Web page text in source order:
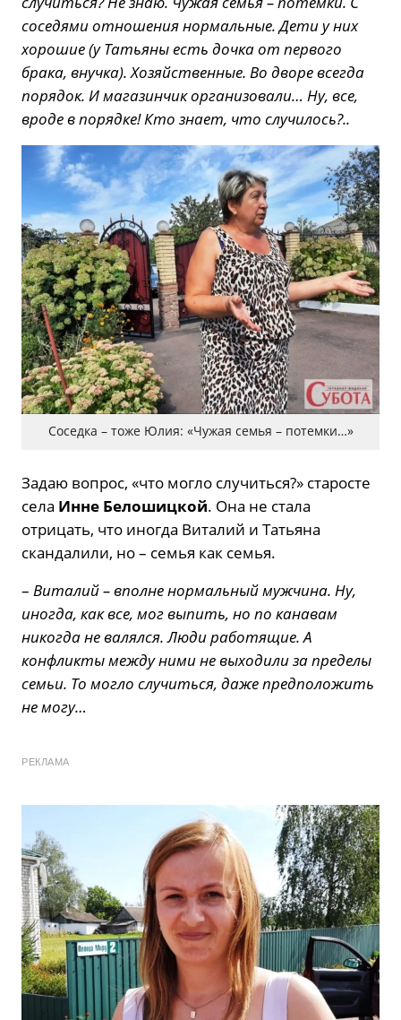
соседями отношения нормальные. Дети у них
хорошие (у Татьяны есть дочка от первого
брака, внучка). Хозяйственные. Во дворе всегда
порядок. И магазинчик организовали… Ну, все,
вроде в порядке! Кто знает, что случилось?..
Соседка – тоже Юлия: «Чужая семья – потемки…»
Задаю вопрос, «что могло случиться?» старосте
села Инне Белошицкой. Она не стала
отрицать, что иногда Виталий и Татьяна
скандалили, но – семья как семья.
– Виталий – вполне нормальный мужчина. Ну,
иногда, как все, мог выпить, но по канавам
никогда не валялся. Люди работящие. А
конфликты между ними не выходили за пределы
семьи. То могло случиться, даже предположить
не могу…
РЕКЛАМА